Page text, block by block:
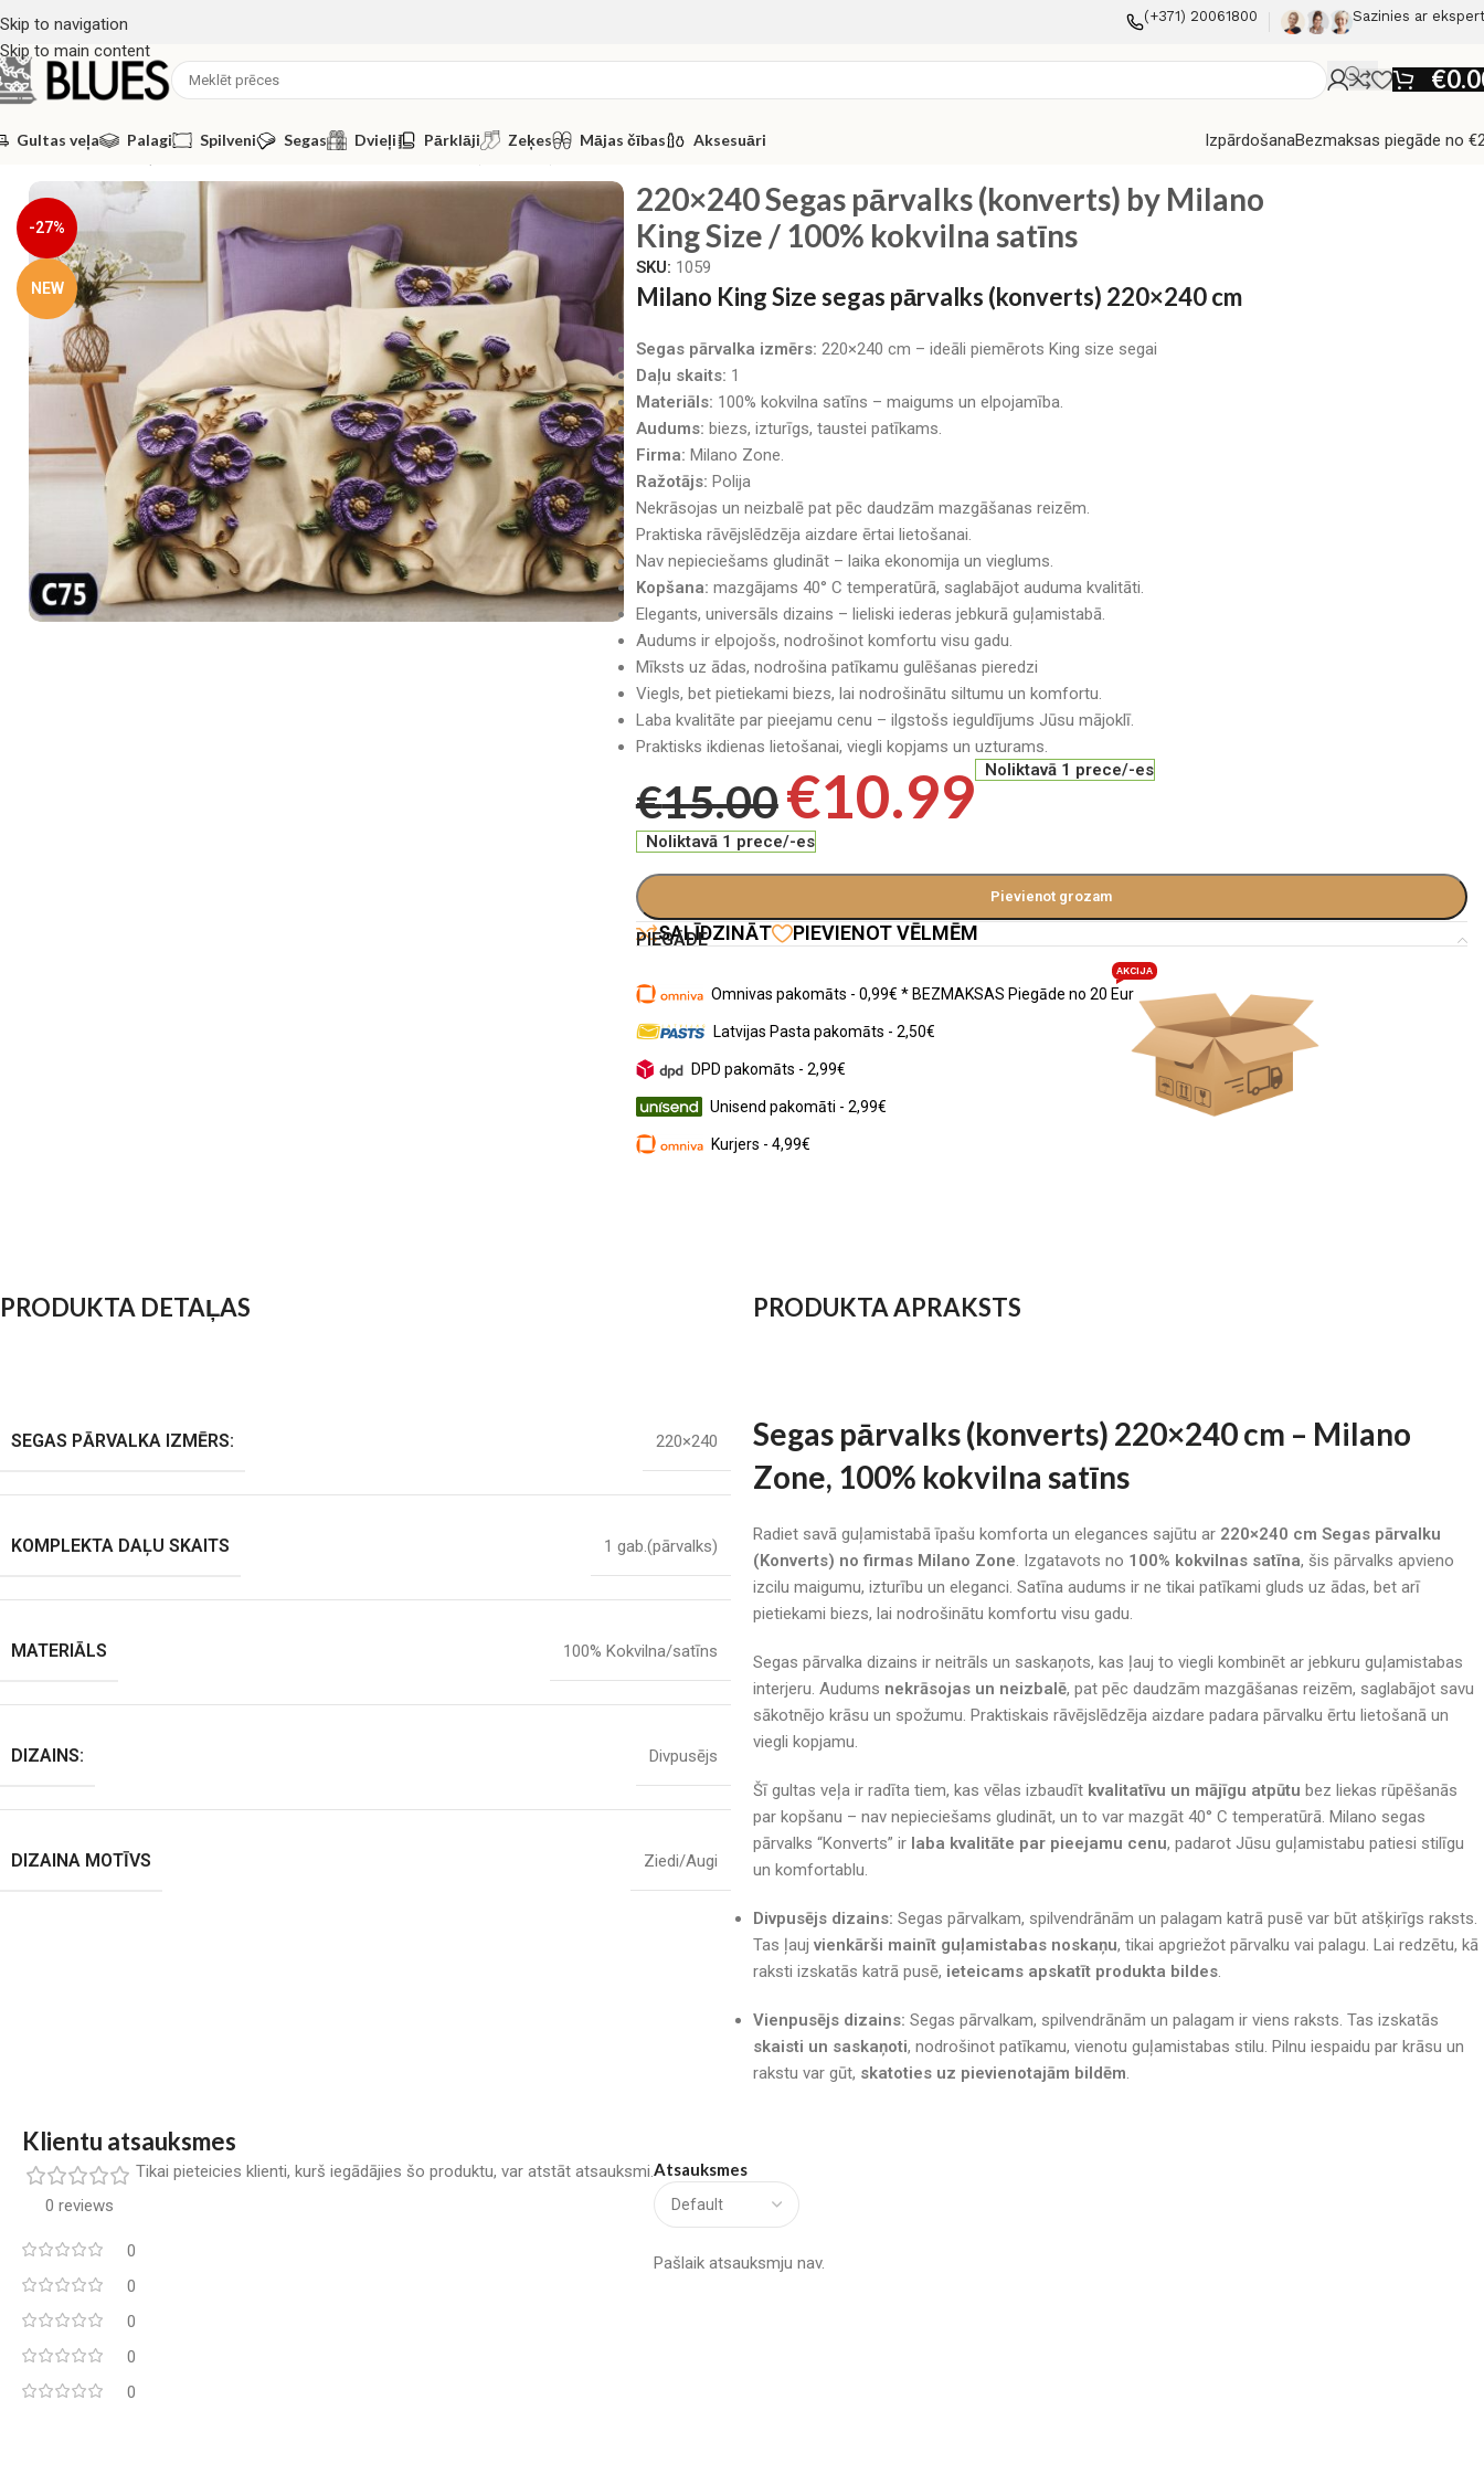
Skip to navigation
Skip to main content
(+371) 20061800 Sazinies ar
€
Gultas veļa Palagi Spilveni Segas Dvieļi Pārklāji Zeķes Mājas čības Aksesuāri IzpārdošanaBezmaksas piegāde no
Gultas veļa Segas pārvalki 220×240 Segas pārvalks (konverts) by Milano King Size / 100% kokvilna satīns
-27%
NEW
220×240 Segas pārvalks (konverts) by Milano
King Size / 100% kokvilna satīns
SKU: 1059
Milano King Size segas pārvalks (konverts) 220×240 cm
Segas pārvalka izmērs: 220×240 cm – ideāli piemērots King size segai
Daļu skaits: 1
Materiāls: 100% kokvilna satīns – maigums un elpojamība.
Audums: biezs, izturīgs, taustei patīkams.
Firma: Milano Zone.
Ražotājs: Polija
Nekrāsojas un neizbalē pat pēc daudzām mazgāšanas reizēm.
Praktiska rāvējslēdzēja aizdare ērtai lietošanai.
Nav nepieciešams gludināt – laika ekonomija un vieglums.
Kopšana: mazgājams 40° C temperatūrā, saglabājot auduma kvalitāti.
Elegants, universāls dizains – lieliski iederas jebkurā guļamistabā.
Audums ir elpojošs, nodrošinot komfortu visu gadu.
Mīksts uz ādas, nodrošina patīkamu gulēšanas pieredzi
Viegls, bet pietiekami biezs, lai nodrošinātu siltumu un komfortu.
Laba kvalitāte par pieejamu cenu – ilgstošs ieguldījums Jūsu mājoklī.
Praktisks ikdienas lietošanai, viegli kopjams un uzturams.
€15.00€10.99 Noliktavā 1 prece/-es
Noliktavā 1 prece/-es
Pievienot grozam
SALĪDZINĀT PIEVIENOT VĒLMĒM
PIEGĀDE
Omnivas pakomāts - 0,99€ * BEZMAKSAS Piegāde no 20 Eur
AKCIJA
Latvijas Pasta pakomāts - 2,50€
DPD pakomāts - 2,99€
Unisend pakomāti - 2,99€
Kurjers - 4,99€
PRODUKTA DETAĻAS
SEGAS PĀRVALKA IZMĒRS: 220×240
KOMPLEKTA DAĻU SKAITS 1 gab.(pārvalks)
MATERIĀLS 100% Kokvilna/satīns
DIZAINS: Divpusējs
DIZAINA MOTĪVS Ziedi/Augi
PRODUKTA APRAKSTS
Segas pārvalks (konverts) 220×240 cm – Milano
Zone, 100% kokvilna satīns
Radiet savā guļamistabā īpašu komforta un elegances sajūtu ar 220×240 cm Segas pārvalku
(Konverts) no firmas Milano Zone . Izgatavots no 100% kokvilnas satīna, šis pārvalks apvieno
izcilu maigumu, izturību un eleganci. Satīna audums ir ne tikai patīkami gluds uz ādas, bet arī
pietiekami biezs, lai nodrošinātu komfortu visu gadu.
Segas pārvalka dizains ir neitrāls un saskaņots, kas ļauj to viegli kombinēt ar jebkuru guļamistabas
interjeru. Audums nekrāsojas un neizbalē, pat pēc daudzām mazgāšanas reizēm, saglabājot savu
sākotnējo krāsu un spožumu. Praktiskais rāvējslēdzēja aizdare padara pārvalku ērtu lietošanā un
viegli kopjamu.
Šī gultas veļa ir radīta tiem, kas vēlas izbaudīt kvalitatīvu un mājīgu atpūtu bez liekas rūpēšanās
par kopšanu – nav nepieciešams gludināt, un to var mazgāt 40° C temperatūrā. Milano segas
pārvalks “Konverts” ir laba kvalitāte par pieejamu cenu, padarot Jūsu guļamistabu patiesi stilīgu
un komfortablu.
Divpusējs dizains: Segas pārvalkam, spilvendrānām un palagam katrā pusē var būt atšķirīgs raksts.
Tas ļauj vienkārši mainīt guļamistabas noskaņu, tikai apgriežot pārvalku vai palagu. Lai redzētu, kā
raksti izskatās katrā pusē, ieteicams apskatīt produkta bildes
Vienpusējs dizains: Segas pārvalkam, spilvendrānām un palagam ir viens raksts. Tas izskatās
skaisti un saskaņoti, nodrošinot patīkamu, vienotu guļamistabas stilu. Pilnu iespaidu par krāsu un
rakstu var gūt, skatoties uz pievienotajām bildēm
Klientu atsauksmes
0 reviews
0
0
0
0
0
Atsauksmes
Pašlaik atsauksmju nav.
Tikai pieteicies klienti, kurš iegādājies šo produktu, var atstāt atsauksmi.